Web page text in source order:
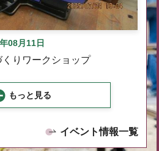
08月11日
りワークショップ
もっと見る
イベント情報一覧